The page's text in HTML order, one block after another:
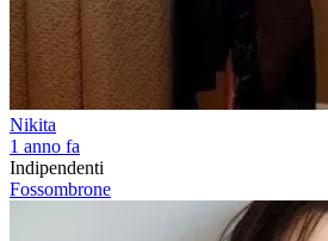
Nikita
1 anno fa
Indipendenti
Fossombrone